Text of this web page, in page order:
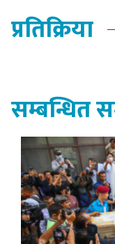
प्रतिक्रिया
सम्बन्धित